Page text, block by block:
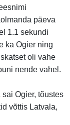
päeva
1.1 sekundi
ka Ogier ning
oli vahe
nende vahel.
Ogier, tõustes
võttis Latvala,